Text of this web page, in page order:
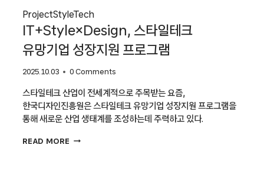
ProjectStyleTech
IT+Style×Design, 스타일테크
유망기업 성장지원 프로그램
2025.10.03 0 Comments
스타일테크 산업이 전세계적으로 주목받는 요즘,
한국디자인진흥원은 스타일테크 유망기업 성장지원 프로그램을
통해 새로운 산업 생태계를 조성하는데 주력하고 있다.
READ MORE IT+STYLE×DESIGN,